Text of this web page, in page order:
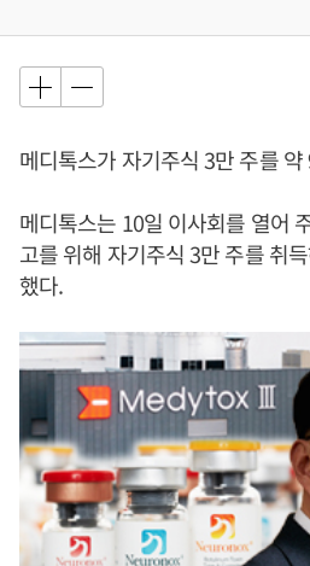
메디톡스가 자기주식 3만 주를
메디톡스는 10일 이사회를 열어
고를 위해 자기주식 3만 주를 취
했다.